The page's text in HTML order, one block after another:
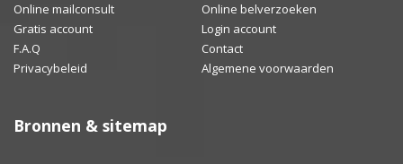
Online mailconsult
Online belverzoeken
Gratis account
Login account
F.A.Q
Contact
Privacybeleid
Algemene voorwaarden
Bronnen & sitemap